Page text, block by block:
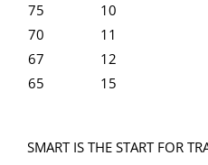
75
10
70
11
67
12
65
15
SMART IS THE START FOR